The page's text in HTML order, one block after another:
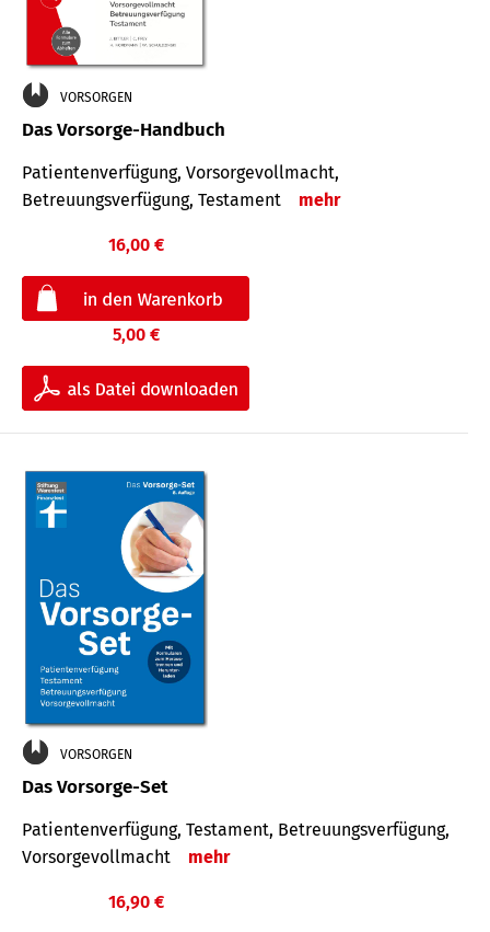
VORSORGEN
Das Vorsorge-Handbuch
Patientenverfügung, Vorsorgevollmacht,
Betreuungsverfügung, Testament
mehr
16,00 €
5,00 €
VORSORGEN
Das Vorsorge-Set
Patienten­ver­fügung, Testa­ment, Be­treuungs­verfü­gung,
Vor­sorge­voll­macht
mehr
16,90 €